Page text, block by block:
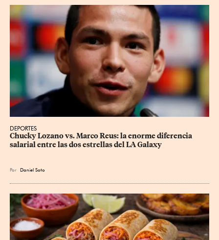
DEPORTES
Chucky Lozano vs. Marco Reus: la enorme diferencia
salarial entre las dos estrellas del LA Galaxy
Por Daniel Soto